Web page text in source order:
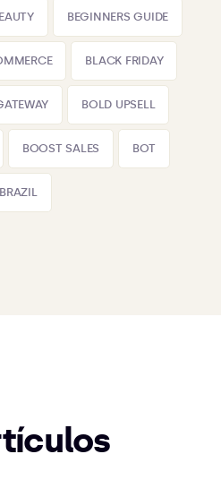
BEGINNERS GUIDE
BLACK FRIDAY
BOLD UPSELL
BOOST SALES BOT
BRAZIL